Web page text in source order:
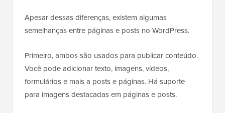
Apesar dessas diferenças, existem algumas
semelhanças entre páginas e posts no WordPress.
Primeiro, ambos são usados para publicar conteúdo.
Você pode adicionar texto, imagens, vídeos,
formulários e mais a posts e páginas. Há suporte
para imagens destacadas em páginas e posts.